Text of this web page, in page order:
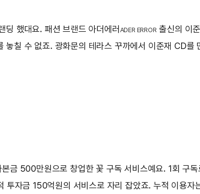
딩 했대요. 패션 브랜드 아더에러 ADER ERROR 출신의 이
놓칠 수 없죠. 광화문의 테라스 꾸까에서 이준재 CD를
금 500만원으로 창업한 꽃 구독 서비스예요. 1회 구
투자금 150억원의 서비스로 자리 잡았죠. 누적 이용